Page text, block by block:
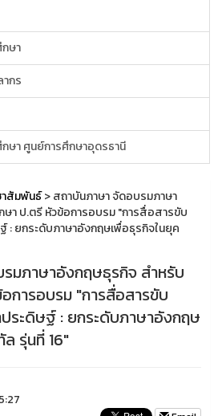
ษา
กร
ษา ศูนย์การศึกษาอุดรธานี
าสัมพันธ์> สถาบันภาษา จัดอบรมภาษา
า ป.ตรี หัวข้อการอบรม "การสื่อสารขับ
ยกระดับภาษาอังกฤษเพื่อธุรกิจในยุค
มภาษาอังกฤษธุรกิจ สำหรับ
การอบรม "การสื่อสารขับ
ะดิษฐ์ : ยกระดับภาษาอังกฤษ
รุ่นที่ 16"